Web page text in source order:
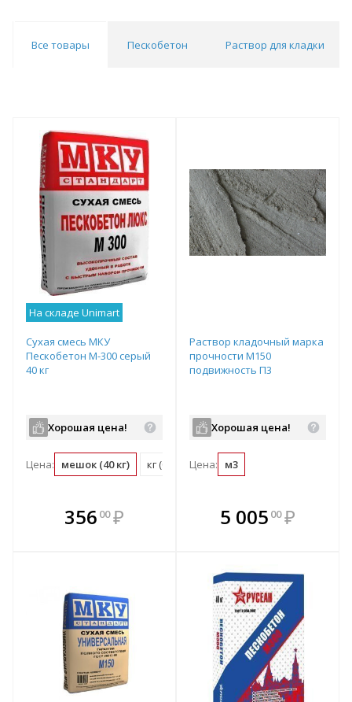
Все товары Пескобетон Раствор для кладки
На складе Unimart
Сухая смесь МКУ
Пескобетон М-300 серый
40 кг
Хорошая цена!
Цена: мешок (40 кг) кг (0.03 мешок)
356 00 ₽
В комплекте
всегда выгоднее!
Раствор кладочный марка
прочности М150
подвижность П3
Хорошая цена!
Цена: м3
В комплекте
всегда выгоднее!
5 005 00 ₽